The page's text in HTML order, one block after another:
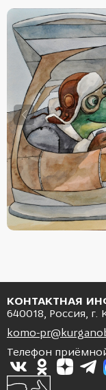
КОНТАКТНАЯ
640018, Россия, г.
komo-
Телефон